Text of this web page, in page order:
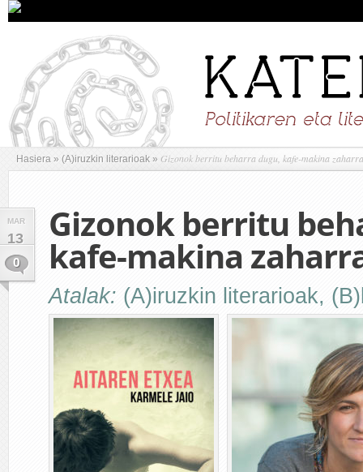
Hasiera » (A)iruzkin literarioak » Gizonok berritu beharra dugu, kafe-makina
MAR
13
0
Gizonok berritu
kafe-makina
Atalak: (A)iruzkin literarioak,